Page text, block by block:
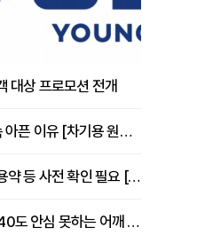
대상 프로모션 전개
허리 MRI는 정상인데 계속 아픈 이유 [차기용 원장 칼럼]
휴가철 건강검진, 금식·복용약 등 사전 확인 필요 [정도감 원장 칼럼]
"40대인데 오십견?"...3040도 안심 못하는 어깨 유착성 관절낭염